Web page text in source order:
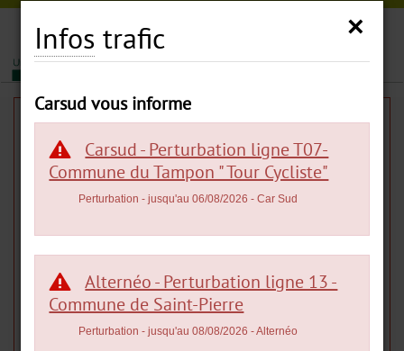
Carsud
Infostrafic :Alternéo -
Perturbation ligne 60 -
Commune de Cilaos "Tunnel
Perturbation
Jusqu'au 07/08/2026- Alternéo
×
Infos trafic
Carsud vous informe
Carsud - Perturbation ligne T07-
Commune du Tampon " Tour Cycliste"
Perturbation- jusqu'au 06/08/2026 - Car Sud
Alternéo - Perturbation ligne 13 -
Commune de Saint-Pierre
Perturbation- jusqu'au 08/08/2026 - Alternéo